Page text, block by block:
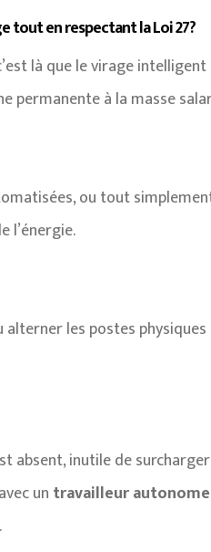
tout en respectant la Loi 27?
là que le virage
permanente à la masse
ou tout
l’énergie.
les postes
absent, inutile de
un travailleur